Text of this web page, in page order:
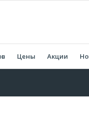
Цены Акции